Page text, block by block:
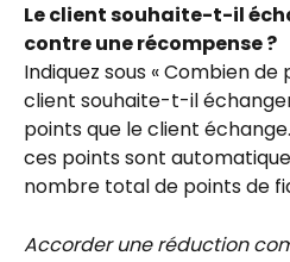
Le client souhaite-t-il
contre une récompense ?
Indiquez sous « Combien
client souhaite-t-il
points que le client
ces points sont
nombre total de points de
Accorder une réduction